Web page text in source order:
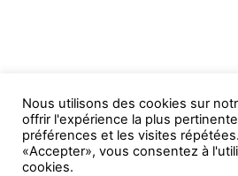
Nous utilisons des cookies sur
offrir l'expérience la plus
préférences et les visites
«Accepter», vous consentez à
cookies.